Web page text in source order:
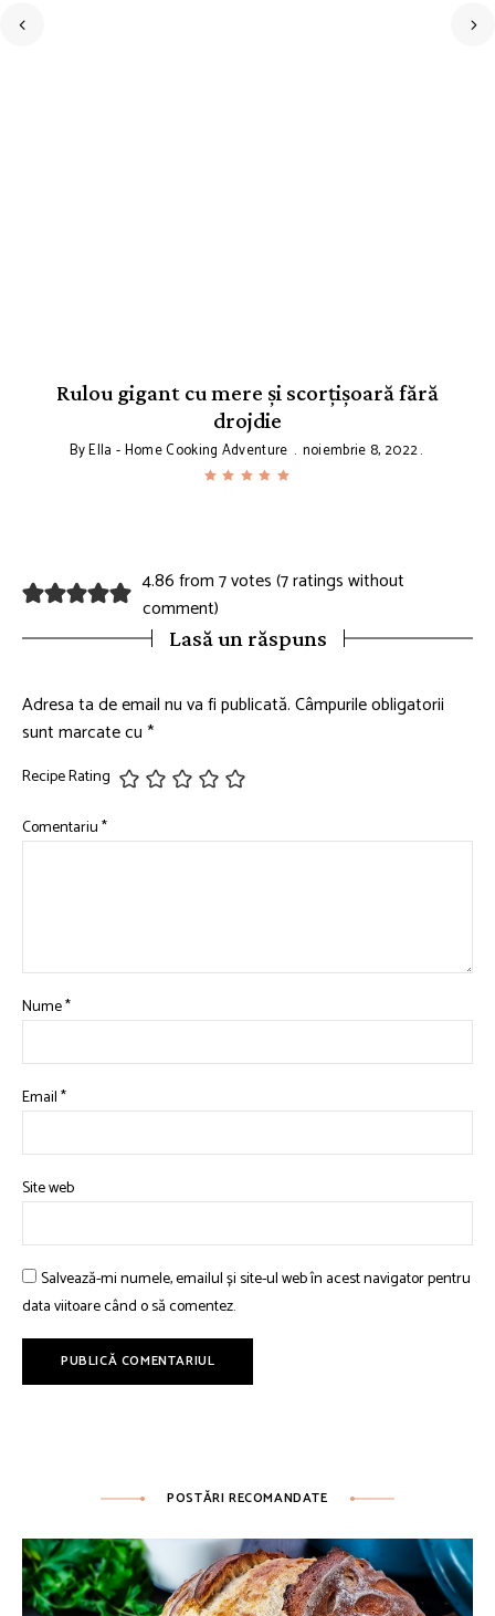
Rulou gigant cu mere și scorțișoară fără
drojdie
ByElla - Home Cooking Adventure noiembrie 8, 2022
4.86 from 7 votes (7 ratings without
comment)
Lasă un răspuns
Adresa ta de email nu va fi publicată.Câmpurile obligatorii
sunt marcate cu*
Recipe Rating
Comentariu*
Nume*
Email*
Site web
Salvează-mi numele, emailul și site-ul web în acest navigator pentru
data viitoare când o să comentez.
POSTĂRI RECOMANDATE